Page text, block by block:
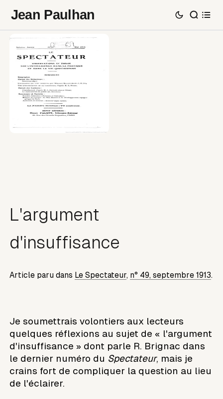
Jean Paulhan
L'argument
d'insuffisance
Article paru dans Le Spectateur, n° 49, septembre 1913.
Je soumettrais volontiers aux lecteurs
quelques réflexions au sujet de « l'argument
d'insuffisance » dont parle R. Brignac dans
le dernier numéro du Spectateur, mais je
crains fort de compliquer la question au lieu
de l'éclairer.